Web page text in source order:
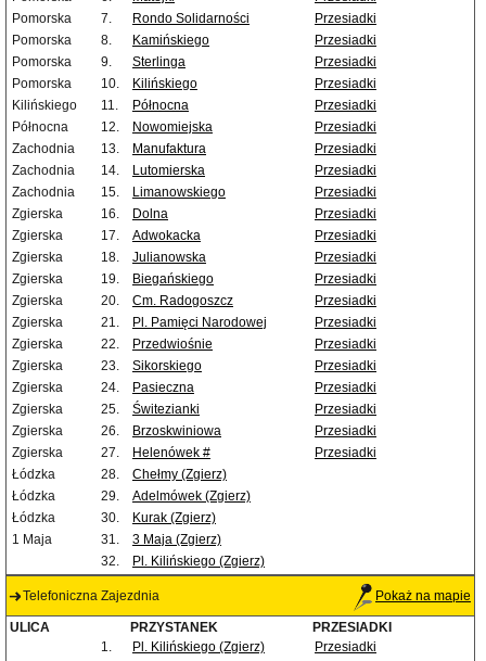
Pomorska
7. Rondo Solidarności
Przesiadki
Pomorska
8. Kamińskiego
Przesiadki
Pomorska
9. Sterlinga
Przesiadki
Pomorska
10. Kilińskiego
Przesiadki
Kilińskiego
11. Północna
Przesiadki
Północna
12. Nowomiejska
Przesiadki
Zachodnia
13. Manufaktura
Przesiadki
Zachodnia
14. Lutomierska
Przesiadki
Zachodnia
15. Limanowskiego
Przesiadki
Zgierska
16. Dolna
Przesiadki
Zgierska
17. Adwokacka
Przesiadki
Zgierska
18. Julianowska
Przesiadki
Zgierska
19. Biegańskiego
Przesiadki
Zgierska
20. Cm. Radogoszcz
Przesiadki
Zgierska
21. Pl. Pamięci Narodowej
Przesiadki
Zgierska
22. Przedwiośnie
Przesiadki
Zgierska
23. Sikorskiego
Przesiadki
Zgierska
24. Pasieczna
Przesiadki
Zgierska
25. Świtezianki
Przesiadki
Zgierska
26. Brzoskwiniowa
Przesiadki
Zgierska
27. Helenówek #
Przesiadki
Łódzka
28.
Chełmy (Zgierz)
Łódzka
29.
Adelmówek (Zgierz)
Łódzka
30.
Kurak (Zgierz)
1 Maja
31.
3 Maja (Zgierz)
32.
Pl. Kilińskiego (Zgierz)
Telefoniczna Zajezdnia Pokaż na mapie
ULICA PRZYSTANEK
PRZESIADKI
1.
Pl. Kilińskiego (Zgierz)
Przesiadki